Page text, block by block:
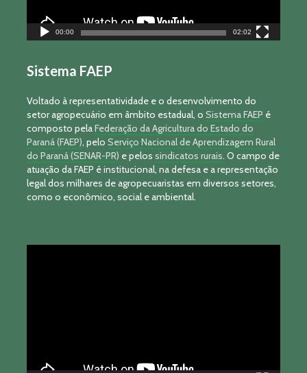
00:00 02:02
Sistema FAEP
Voltado à representatividade e o desenvolvimento do
setor agropecuário em âmbito estadual, o Sistema FAEP é
composto pelaFederação da Agricultura do Estado do
Paraná (FAEP), pelo Serviço Nacional de Aprendizagem Rural
do Paraná (SENAR-PR) e pelos sindicatos rurais. O campo de
atuação da FAEP é institucional, na defesa e a representação
legal dos milhares de agropecuaristas em diversos setores,
como o econômico, social e ambiental.